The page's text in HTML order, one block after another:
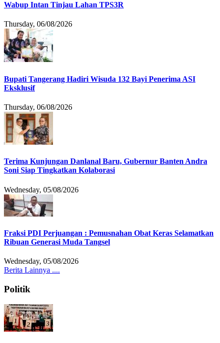
Wabup Intan Tinjau Lahan TPS3R
Thursday, 06/08/2026
Bupati Tangerang Hadiri Wisuda 132 Bayi Penerima ASI
Eksklusif
Thursday, 06/08/2026
Terima Kunjungan Danlanal Baru, Gubernur Banten Andra
Soni Siap Tingkatkan Kolaborasi
Wednesday, 05/08/2026
Fraksi PDI Perjuangan : Pemusnahan Obat Keras Selamatkan
Ribuan Generasi Muda Tangsel
Wednesday, 05/08/2026
Berita Lainnya ....
Politik